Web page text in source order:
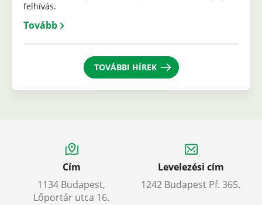
felhívás.
Tovább
TOVÁBBI HÍREK
Cím
1134 Budapest,
Lőportár utca 16.
Levelezési cím
1242 Budapest Pf. 365.